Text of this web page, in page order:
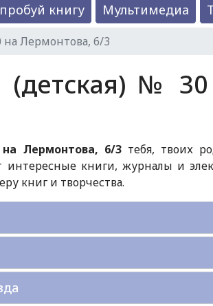
книгу Мультимедиа
на Лермонтова, 6/3
(детская) №
Лермонтова, 6/3тебя, твоих
книги, журналы и
книг и творчества.